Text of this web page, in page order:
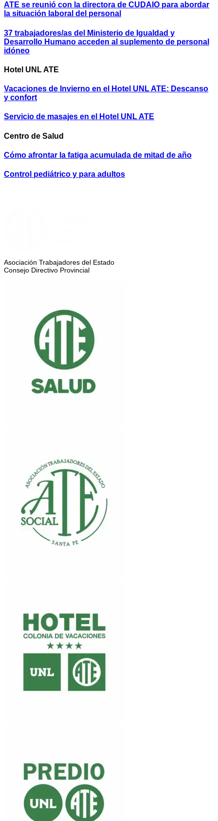
ATE se reunió con la directora de CUDAIO para abordar
la situación laboral del personal
37 trabajadores/as del Ministerio de Igualdad y
Desarrollo Humano acceden al suplemento de personal
idóneo
Hotel UNL ATE
Vacaciones de Invierno en el Hotel UNL ATE: Descanso
y confort
Servicio de masajes en el Hotel UNL ATE
Centro de Salud
Cómo afrontar la fatiga acumulada de mitad de año
Control pediátrico y para adultos
Asociación Trabajadores del Estado
Consejo Directivo Provincial